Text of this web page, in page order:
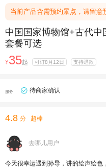
当前产品含需预约景点，请留意
中国国家博物馆+古代
套餐可选
¥35起 可订8月12日 支持退款
服务 待商家确认
4.8 分 超棒
去哪儿用户
今天很幸运遇到孙导，讲的绘声绘色